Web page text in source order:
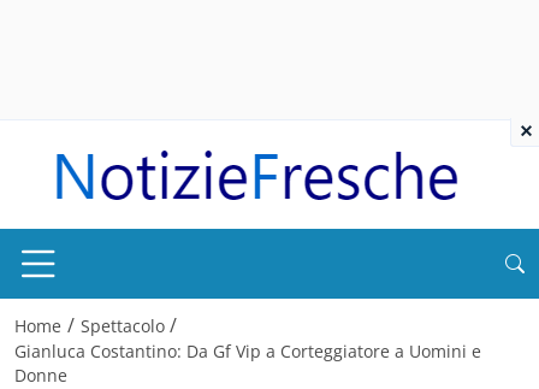
Home / Spettacolo /
Gianluca Costantino: Da Gf Vip a Corteggiatore a Uomini e
Donne
×